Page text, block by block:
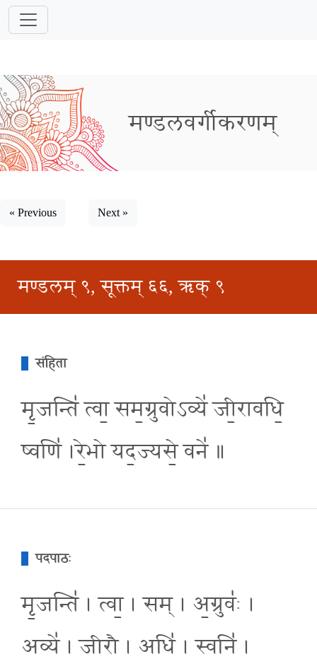
मण्डलवर्गीकरणम्
« Previous Next »
मण्डलम् ९, सूक्तम् ६६, ऋक् ९
संहिता
मृ॒जन्ति॑ त्वा॒ सम॒ग्रुवोऽव्ये॑ जी॒रावधि॒
ष्वणि॑ ।रे॒भो यद॒ज्यसे॒ वने॑ ॥
पदपाठः
मृ॒जन्ति॑ । त्वा॒ । सम् । अ॒ग्रुवः॑ ।
अव्ये॑ । जी॒रौ । अधि॑ । स्वनि॑ ।